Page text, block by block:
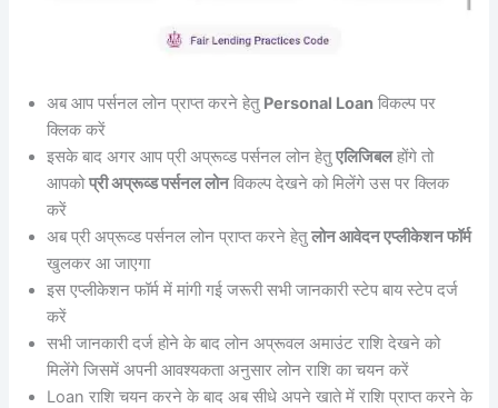
अब आप पर्सनल लोन प्राप्त करने हेतु Personal Loan विकल्प पर
क्लिक करें
इसके बाद अगर आप प्री अप्रूव्ड पर्सनल लोन हेतुएलिजिबलहोंगे तो
आपकोप्री अप्रूव्ड पर्सनल लोनविकल्प देखने को मिलेंगे उस पर क्लिक
करें
अब प्री अप्रूव्ड पर्सनल लोन प्राप्त करने हेतुलोन आवेदन एप्लीकेशन फॉर्म
खुलकर आ जाएगा
इस एप्लीकेशन फॉर्म में मांगी गई जरूरी सभी जानकारी स्टेप बाय स्टेप दर्ज
करें
सभी जानकारी दर्ज होने के बाद लोन अप्रूवल अमाउंट राशि देखने को
मिलेंगे जिसमें अपनी आवश्यकता अनुसार लोन राशि का चयन करें
Loan राशि चयन करने के बाद अब सीधे अपने खाते में राशि प्राप्त करने के